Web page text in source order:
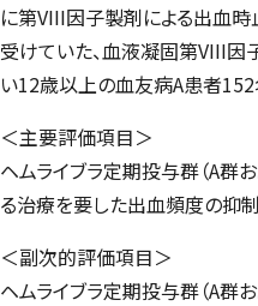
に第VIII因子製剤による出血
受けていた、血液凝固第VIII因
い12歳以上の血友病A患者152
＜主要評価項目＞
ヘムライブラ定期投与群（A群
る治療を要した出血頻度の抑制
＜副次的評価項目＞
ヘムライブラ定期投与群（A群